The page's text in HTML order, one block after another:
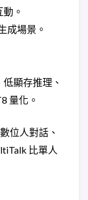
。
成場景。
低顯存推理、
量化。
位人對話、
比單人